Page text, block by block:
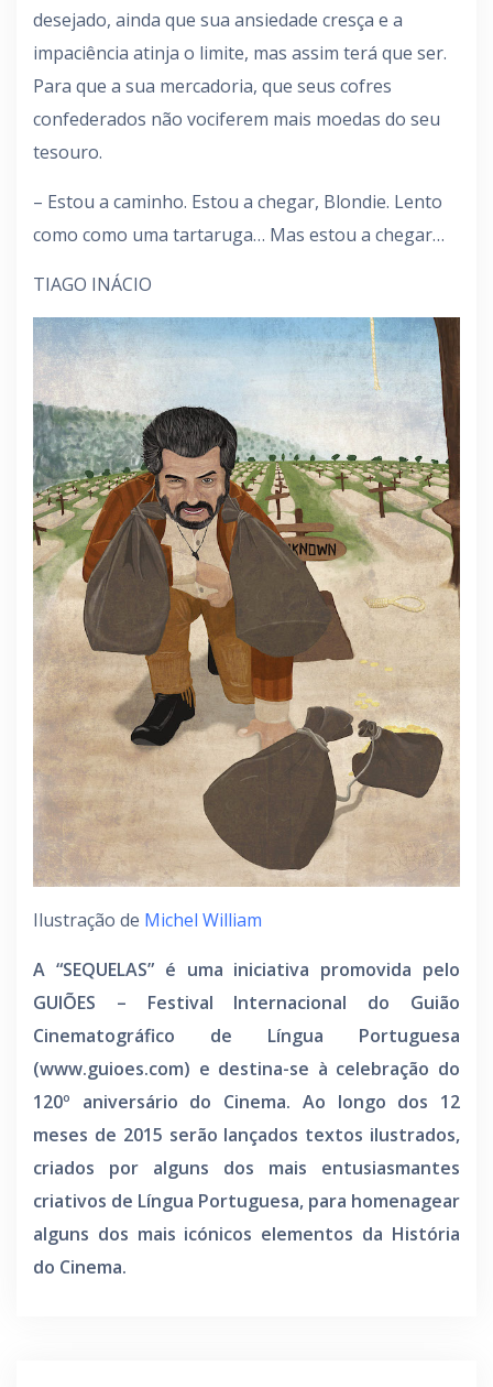
desejado, ainda que sua ansiedade cresça e a
impaciência atinja o limite, mas assim terá que ser.
Para que a sua mercadoria, que seus cofres
confederados não vociferem mais moedas do seu
tesouro.
– Estou a caminho. Estou a chegar, Blondie. Lento
como como uma tartaruga… Mas estou a chegar…
TIAGO INÁCIO
Ilustração de Michel William
A “SEQUELAS” é uma iniciativa promovida pelo
GUIÕES – Festival Internacional do Guião
Cinematográfico de Língua Portuguesa
(www.guioes.com) e destina-se à celebração do
120º aniversário do Cinema. Ao longo dos 12
meses de 2015 serão lançados textos ilustrados,
criados por alguns dos mais entusiasmantes
criativos de Língua Portuguesa, para homenagear
alguns dos mais icónicos elementos da História
do Cinema.